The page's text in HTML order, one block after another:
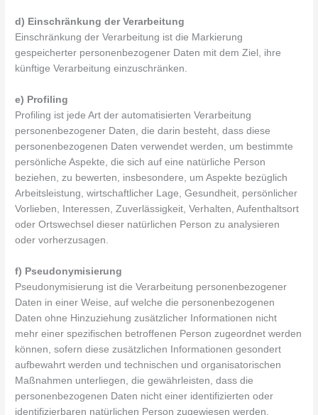
d) Einschränkung der Verarbeitung
Einschränkung der Verarbeitung ist die Markierung
gespeicherter personenbezogener Daten mit dem Ziel, ihre
künftige Verarbeitung einzuschränken.
e) Profiling
Profiling ist jede Art der automatisierten Verarbeitung
personenbezogener Daten, die darin besteht, dass diese
personenbezogenen Daten verwendet werden, um bestimmte
persönliche Aspekte, die sich auf eine natürliche Person
beziehen, zu bewerten, insbesondere, um Aspekte bezüglich
Arbeitsleistung, wirtschaftlicher Lage, Gesundheit, persönlicher
Vorlieben, Interessen, Zuverlässigkeit, Verhalten, Aufenthaltsort
oder Ortswechsel dieser natürlichen Person zu analysieren
oder vorherzusagen.
f) Pseudonymisierung
Pseudonymisierung ist die Verarbeitung personenbezogener
Daten in einer Weise, auf welche die personenbezogenen
Daten ohne Hinzuziehung zusätzlicher Informationen nicht
mehr einer spezifischen betroffenen Person zugeordnet werden
können, sofern diese zusätzlichen Informationen gesondert
aufbewahrt werden und technischen und organisatorischen
Maßnahmen unterliegen, die gewährleisten, dass die
personenbezogenen Daten nicht einer identifizierten oder
identifizierbaren natürlichen Person zugewiesen werden.